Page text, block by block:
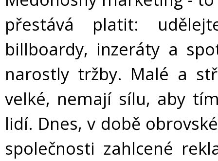
přestává platit:
billboardy, inzeráty a
narostly tržby. Malé a
velké, nemají sílu, aby
lidí. Dnes, v době
společnosti zahlcené